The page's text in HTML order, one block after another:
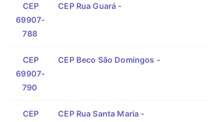
CEP
69907-
788
CEP Rua Guará -
CEP
69907-
790
CEP Beco São Domingos -
CEP
CEP Rua Santa Maria -